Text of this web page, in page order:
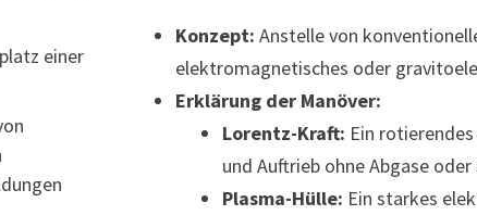
Konzept: Anstelle von
elektromagnetisches oder
Erklärung der Manöver:
Lorentz-Kraft: Ein
und Auftrieb ohne Abgase
Plasma-Hülle: Ein starkes
einer